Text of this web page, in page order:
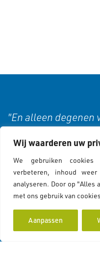
Wij waarderen uw
We gebruiken
verbeteren, inhoud
analyseren. Door op "Alles
met ons gebruik van
Aanpassen
"En alleen degenen
Cookies & Privacy
Privacy Statement